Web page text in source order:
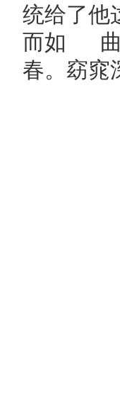
统给了他
而如 曲
春。窈窕